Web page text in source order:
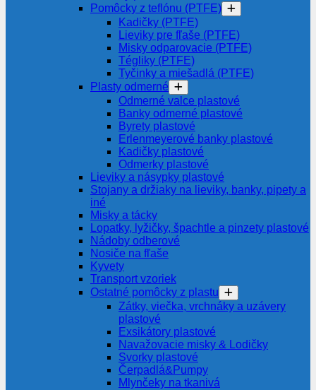
Pomôcky z teflónu (PTFE)
Kadičky (PTFE)
Lieviky pre fľaše (PTFE)
Misky odparovacie (PTFE)
Tégliky (PTFE)
Tyčinky a miešadlá (PTFE)
Plasty odmerné
Odmerné valce plastové
Banky odmerné plastové
Byrety plastové
Erlenmeyerové banky plastové
Kadičky plastové
Odmerky plastové
Lieviky a násypky plastové
Stojany a držiaky na lieviky, banky, pipety a
iné
Misky a tácky
Lopatky, lyžičky, špachtle a pinzety plastové
Nádoby odberové
Nosiče na fľaše
Kyvety
Transport vzoriek
Ostatné pomôcky z plastu
Zátky, viečka, vrchnáky a uzávery
plastové
Exsikátory plastové
Navažovacie misky & Lodičky
Svorky plastové
Čerpadlá&Pumpy
Mlynčeky na tkanivá